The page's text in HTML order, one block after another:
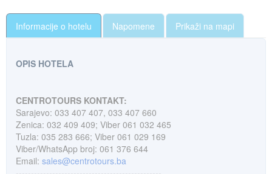
Informacije o hotelu Napomene Prikaži na mapi
OPIS HOTELA
CENTROTOURS KONTAKT:
Sarajevo: 033 407 407, 033 407 660
Zenica: 032 409 409; Viber 061 032 465
Tuzla: 035 283 666; Viber 061 029 169
Viber/WhatsApp broj: 061 376 644
Email: sales@centrotours.ba